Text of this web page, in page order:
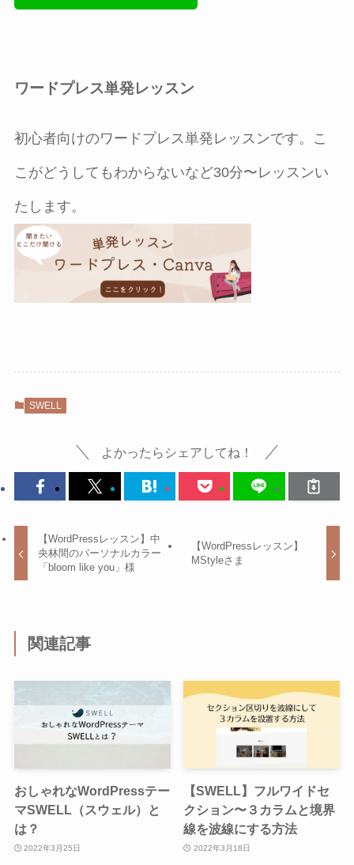
ワードプレス単発レッスン
初心者向けのワードプレス単発レッスンです。こ
こがどうしてもわからないなど30分〜レッスンい
たします。
SWELL
よかったらシェアしてね！
【WordPressレッスン】中
央林間のパーソナルカラー
「bloom like you」様
【WordPressレッスン】
MStyleさま
関連記事
おしゃれなWordPressテー
マSWELL（スウェル）と
は？
2022年3月25日
【SWELL】フルワイドセ
クション〜３カラムと境界
線を波線にする方法
2022年3月18日